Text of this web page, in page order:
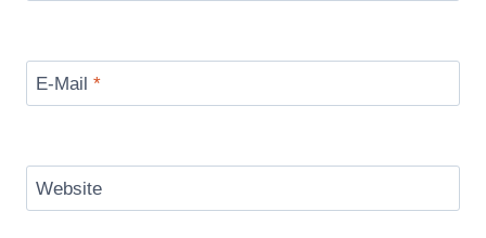
E-Mail *
Website